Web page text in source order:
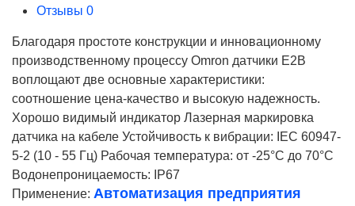
Отзывы 0
Благодаря простоте конструкции и инновационному
производственному процессу Omron датчики E2B
воплощают две основные характеристики:
соотношение цена-качество и высокую надежность.
Хорошо видимый индикатор Лазерная маркировка
датчика на кабеле Устойчивость к вибрации: IEC 60947-
5-2 (10 - 55 Гц) Рабочая температура: от -25°C до 70°C
Водонепроницаемость: IP67
Применение: Автоматизация предприятия
Ваше имя